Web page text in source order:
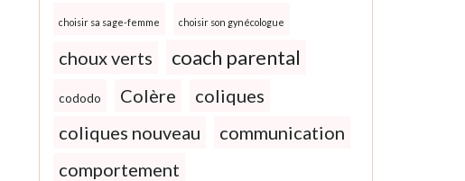
choisir sa sage-femme choisir son gynécologue
choux verts coach parental
cododo Colère
coliques
coliques nouveau
communication
comportement